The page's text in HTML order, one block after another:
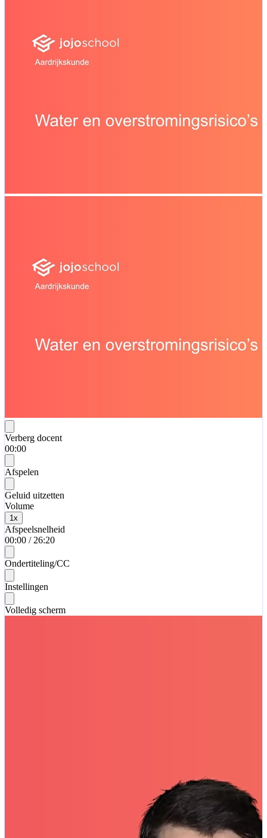
Verberg docent
00:00
Afspelen
Geluid uitzetten
Volume
1 x
Afspeelsnelheid
00:00 / 26:20
Ondertiteling/CC
Instellingen
Volledig scherm